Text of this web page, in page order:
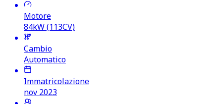
Motore
84kW (113CV)
Cambio
Automatico
Immatricolazione
nov 2023